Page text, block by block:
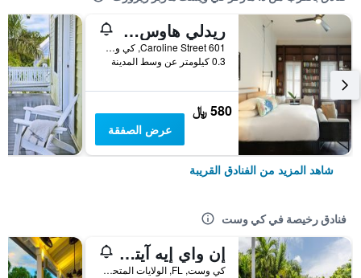
ريدلي هاوس - كي ويست هيستوريك إنز
601 Caroline Street, كي وست, FL, الولايات المتحدة الأميريكية
0.3 كيلومتر عن وسط المدينة
580 ﷼
عرض الصفقة
شاهد المزيد من الفنادق القريبة
فنادق رخيصة في كي وست
إن واي إيه آيتش كي ويست - للبالغين فقط
كي وست, FL, الولايات المتحدة الأميريكية